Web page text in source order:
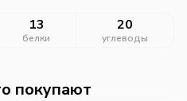
13
белки
20
углеводы
покупают